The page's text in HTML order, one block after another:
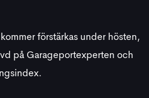
förstärkas under hösten,
på Garageportexperten och